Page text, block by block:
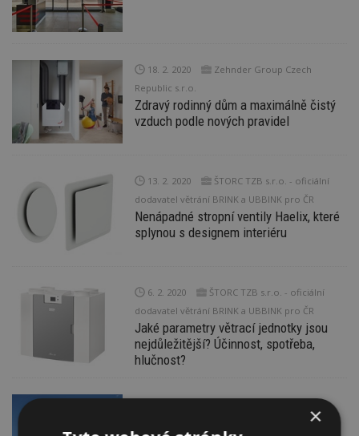
18. 2. 2020
Zehnder Group Czech
Republic s.r.o.
Zdravý rodinný dům a maximálně čistý
vzduch podle nových pravidel
13. 2. 2020
ŠTORC TZB s.r.o. - oficiální
dodavatel větrání BRINK a UBBINK pro ČR
Nenápadné stropní ventily Haelix, které
splynou s designem interiéru
6. 2. 2020
ŠTORC TZB s.r.o. - oficiální
dodavatel větrání BRINK a UBBINK pro ČR
Jaké parametry větrací jednotky jsou
nejdůležitější? Účinnost, spotřeba,
hlučnost?
×